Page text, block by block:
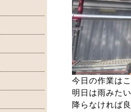
今日の作業は
明日は雨みた
降らなければ